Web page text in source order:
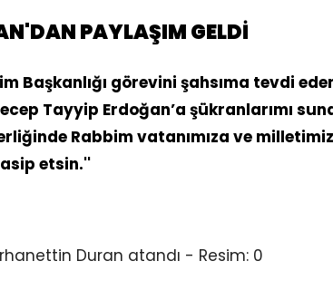
PAYLAŞIM GELDİ
Başkanlığı görevini şahsıma tevdi
Tayyip Erdoğan’a şükranlarımı
Rabbim vatanımıza ve
etsin.''